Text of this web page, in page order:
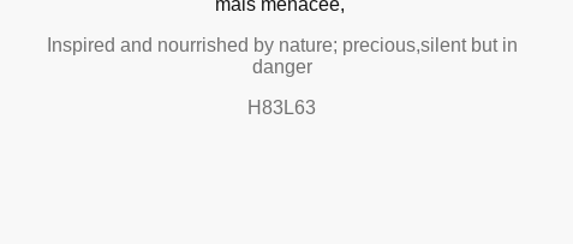
Inspired and nourrished by nature; precious,silent but in
danger
H83L63